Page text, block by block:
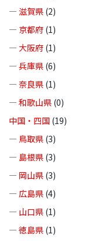
— 滋賀県 (2)
— 京都府 (1)
— 大阪府 (1)
— 兵庫県 (6)
— 奈良県 (1)
— 和歌山県 (0)
中国・四国 (19)
— 鳥取県 (3)
— 島根県 (3)
— 岡山県 (3)
— 広島県 (4)
— 山口県 (1)
— 徳島県 (1)